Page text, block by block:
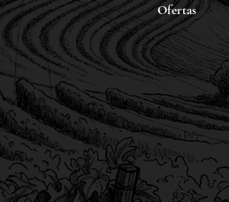
Ofertas